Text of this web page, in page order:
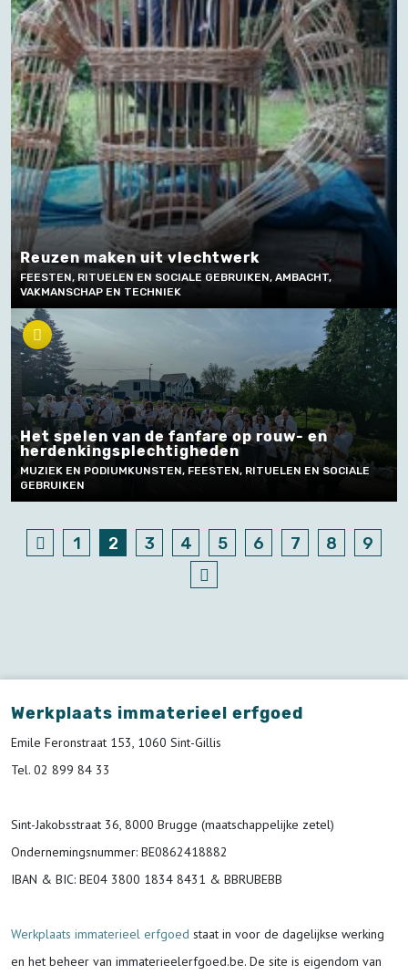
Het spelen van de fanfare op rouw- en
herdenkingsplechtigheden
MUZIEK EN PODIUMKUNSTEN, FEESTEN, RITUELEN EN SOCIALE
GEBRUIKEN
Reuzen maken uit vlechtwerk
FEESTEN, RITUELEN EN SOCIALE GEBRUIKEN, AMBACHT,
VAKMANSCHAP EN TECHNIEK
1 2 3 4 5 6 7 8 9
Werkplaats immaterieel erfgoed
Emile Feronstraat 153, 1060 Sint-Gillis
Tel. 02 899 84 33
Sint-Jakobsstraat 36, 8000 Brugge (maatschappelijke zetel)
Ondernemingsnummer: BE0862418882
IBAN & BIC: BE04 3800 1834 8431 & BBRUBEBB
Werkplaats immaterieel erfgoed staat in voor de dagelijkse werking
en het beheer van immaterieelerfgoed.be. De site is eigendom van